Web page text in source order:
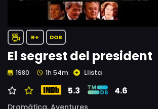
R+ DOB
El segrest del president
1980 1h 54m Llista
5.3 4.6
Dramàtica, Aventures